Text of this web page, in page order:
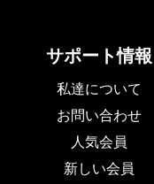
サポート情報
私達について
お問い合わせ
人気会員
新しい会員